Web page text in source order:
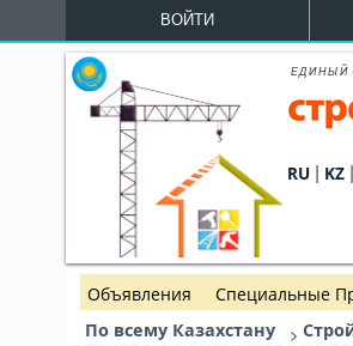
Перейти к основному содержанию
ВОЙТИ
ЕДИНЫЙ
RU | KZ |
Объявления Специальные
По всему Казахстану
>